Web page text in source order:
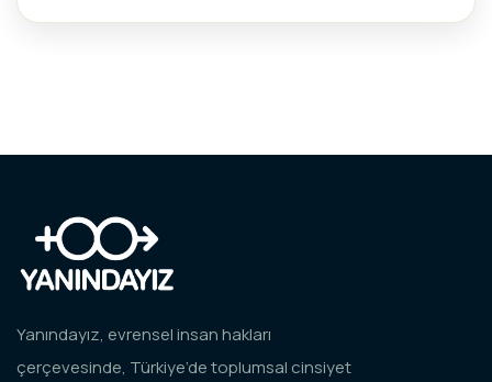
Yanındayız, evrensel insan hakları
çerçevesinde, Türkiye’de toplumsal cinsiyet